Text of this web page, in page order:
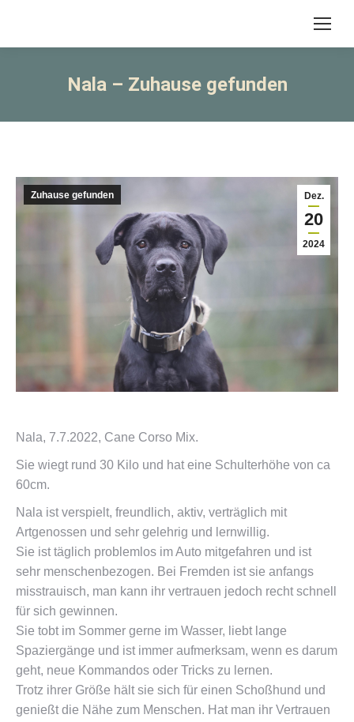
Nala – Zuhause gefunden
Dez.
20
2024
Zuhause gefunden
Nala, 7.7.2022, Cane Corso Mix.
Sie wiegt rund 30 Kilo und hat eine Schulterhöhe von ca
60cm.
Nala ist verspielt, freundlich, aktiv, verträglich mit
Artgenossen und sehr gelehrig und lernwillig.
Sie ist täglich problemlos im Auto mitgefahren und ist
sehr menschenbezogen. Bei Fremden ist sie anfangs
misstrauisch, man kann ihr vertrauen jedoch recht schnell
für sich gewinnen.
Sie tobt im Sommer gerne im Wasser, liebt lange
Spaziergänge und ist immer aufmerksam, wenn es darum
geht, neue Kommandos oder Tricks zu lernen.
Trotz ihrer Größe hält sie sich für einen Schoßhund und
genießt die Nähe zum Menschen. Hat man ihr Vertrauen